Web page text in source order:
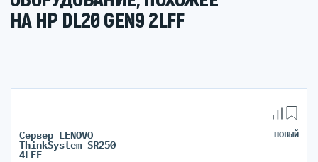
НА HP DL20 GEN9 2LFF
Сервер LENOVO
ThinkSystem SR250
4LFF
НОВЫЙ